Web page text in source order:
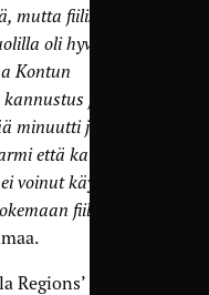
mutta fiilis oli
oli hyvä
Kontun
jatkui
minuutti jäljellä.
että kaikkia
voinut käyttää.
fiilis myös
Cupin